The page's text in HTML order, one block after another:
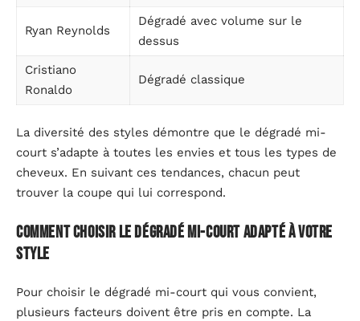
Ryan Reynolds
Dégradé avec volume sur le
dessus
Cristiano
Ronaldo
Dégradé classique
La diversité des styles démontre que le dégradé mi-
court s’adapte à toutes les envies et tous les types de
cheveux. En suivant ces tendances, chacun peut
trouver la coupe qui lui correspond.
Comment choisir le dégradé mi-court adapté à votre
style
Pour choisir le dégradé mi-court qui vous convient,
plusieurs facteurs doivent être pris en compte. La